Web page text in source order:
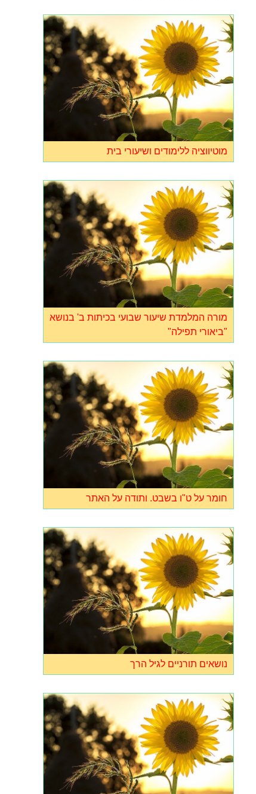
מוטיווציה ללימודים ושיעורי בית
מורה המלמדת שיעור שבועי בכיתות ב' בנושא
"ביאורי תפילה"
חומר על ט"ו בשבט. ותודה על האתר
נושאים תורניים לגיל הרך